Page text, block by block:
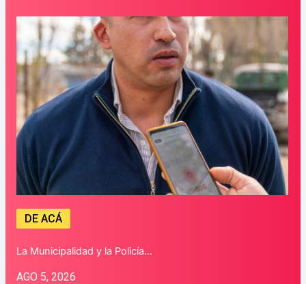
DE ACÁ
La Municipalidad y la Policía…
AGO 5, 2026